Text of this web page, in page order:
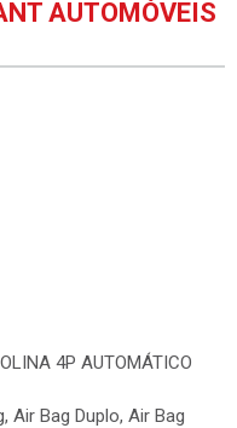
AUTOMÓVEIS
4P AUTOMÁTICO
Air Bag Duplo, Air Bag